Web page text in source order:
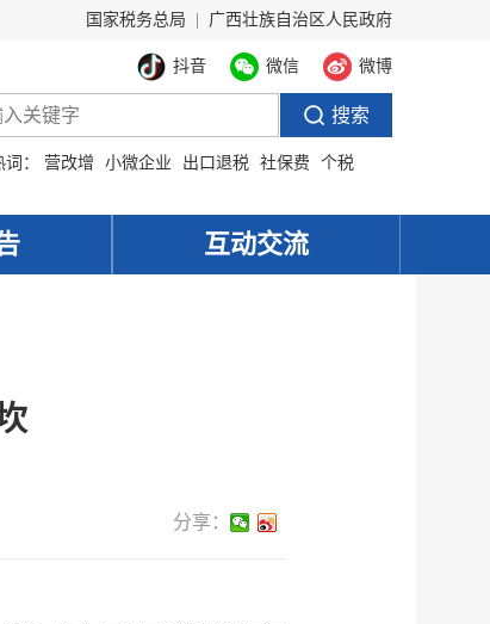
国家税务总局 广西壮族自治区人民政府
抖音 微信 微博
： 营改增 小微企业 出口退税 社保费 个税
互动交流
分享：